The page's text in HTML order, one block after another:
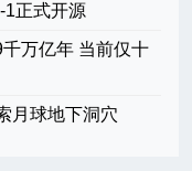
1正式开源
万亿年 当前仅十
月球地下洞穴